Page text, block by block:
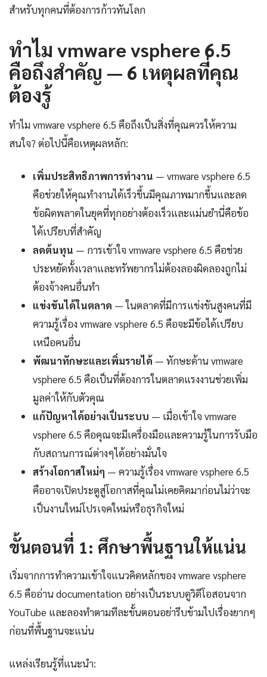
สำหรับทุกคนที่ต้องการก้าวทันโลก
ทำไม vmware vsphere 6.5
คือถึงสำคัญ — 6 เหตุผลที่คุณ
ต้องรู้
ทำไม vmware vsphere 6.5 คือถึงเป็นสิ่งที่คุณควรให้ความ
สนใจ? ต่อไปนี้คือเหตุผลหลัก:
เพิ่มประสิทธิภาพการทำงาน — vmware vsphere 6.5
คือช่วยให้คุณทำงานได้เร็วขึ้นมีคุณภาพมากขึ้นและลด
ข้อผิดพลาดในยุคที่ทุกอย่างต้องเร็วและแม่นยำนี่คือข้อ
ได้เปรียบที่สำคัญ
ลดต้นทุน — การเข้าใจ vmware vsphere 6.5 คือช่วย
ประหยัดทั้งเวลาและทรัพยากรไม่ต้องลองผิดลองถูกไม่
ต้องจ้างคนอื่นทำ
แข่งขันได้ในตลาด — ในตลาดที่มีการแข่งขันสูงคนที่มี
ความรู้เรื่อง vmware vsphere 6.5 คือจะมีข้อได้เปรียบ
เหนือคนอื่น
พัฒนาทักษะและเพิ่มรายได้ — ทักษะด้าน vmware
vsphere 6.5 คือเป็นที่ต้องการในตลาดแรงงานช่วยเพิ่ม
มูลค่าให้กับตัวคุณ
แก้ปัญหาได้อย่างเป็นระบบ — เมื่อเข้าใจ vmware
vsphere 6.5 คือคุณจะมีเครื่องมือและความรู้ในการรับมือ
กับสถานการณ์ต่างๆได้อย่างมั่นใจ
สร้างโอกาสใหม่ๆ — ความรู้เรื่อง vmware vsphere 6.5
คืออาจเปิดประตูสู่โอกาสที่คุณไม่เคยคิดมาก่อนไม่ว่าจะ
เป็นงานใหม่โปรเจคใหม่หรือธุรกิจใหม่
ขั้นตอนที่ 1: ศึกษาพื้นฐานให้แน่น
เริ่มจากการทำความเข้าใจแนวคิดหลักของ vmware vsphere
6.5 คืออ่าน documentation อย่างเป็นระบบดูวิดีโอสอนจาก
YouTube และลองทำตามทีละขั้นตอนอย่ารีบข้ามไปเรื่องยากๆ
ก่อนที่พื้นฐานจะแน่น
แหล่งเรียนรู้ที่แนะนำ: